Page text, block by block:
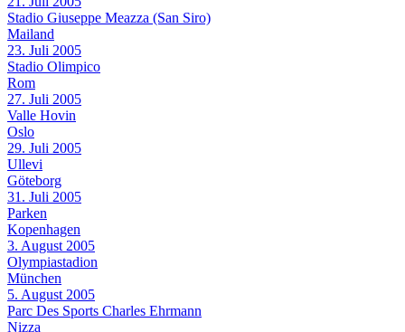
Stadio Giuseppe Meazza (San Siro)
Mailand
23. Juli 2005
Stadio Olimpico
Rom
27. Juli 2005
Valle Hovin
Oslo
29. Juli 2005
Ullevi
Göteborg
31. Juli 2005
Parken
Kopenhagen
3. August 2005
Olympiastadion
München
5. August 2005
Parc Des Sports Charles Ehrmann
Nizza